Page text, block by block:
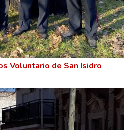
Voluntario de San Isidro